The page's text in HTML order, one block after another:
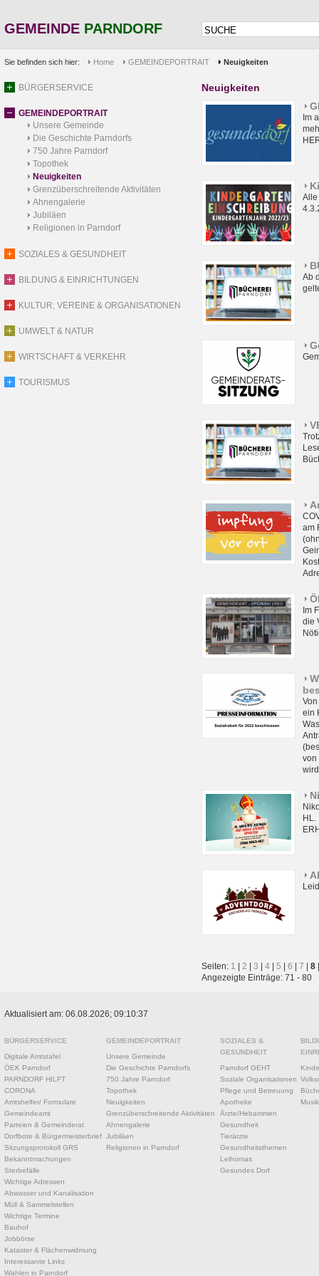
GEMEINDE PARNDORF
Sie befinden sich hier: Home GEMEINDEPORTRAIT Neuigkeiten
BÜRGERSERVICE
GEMEINDEPORTRAIT
Unsere Gemeinde
Die Geschichte Parndorfs
750 Jahre Parndorf
Topothek
Neuigkeiten
Grenzüberschreitende Aktivitäten
Ahnengalerie
Jubiläen
Religionen in Parndorf
SOZIALES & GESUNDHEIT
BILDUNG & EINRICHTUNGEN
KULTUR, VEREINE & ORGANISATIONEN
UMWELT & NATUR
WIRTSCHAFT & VERKEHR
TOURISMUS
Neuigkeiten
Im
Alle
Ab
am
Im
die
ein
von
HL.
Seiten: 1 2 3 4 5 6 7 8
Angezeigte Einträge: 71 - 80
Aktualisiert am: 06.08.2026; 09:10:37
BÜRGERSERVICE
Digitale Amtstafel
ÖEK Parndorf
PARNDORF HILFT
CORONA
Amtshelfer/ Formulare
Gemeindeamt
Parteien & Gemeinderat
Dorfbote & Bürgermeisterbrief
Sitzungsprotokoll GRS
Bekanntmachungen
Sterbefälle
Wichtige Adressen
Abwasser und Kanalisation
Müll & Sammelstellen
Wichtige Termine
Bauhof
Jobbörse
Kataster & Flächenwidmung
Interessante Links
Wahlen in Parndorf
GEMEINDEPORTRAIT
Unsere Gemeinde
Die Geschichte Parndorfs
750 Jahre Parndorf
Topothek
Neuigkeiten
Grenzüberschreitende Aktivitäten
Ahnengalerie
Jubiläen
Religionen in Parndorf
SOZIALES &
GESUNDHEIT
Parndorf GEHT
Soziale Organisationen
Pflege und Betreuung
Apotheke
Ärzte/Hebammen
Gesundheit
Tierärzte
Gesundheitsthemen
Leihomas
Gesundes Dorf